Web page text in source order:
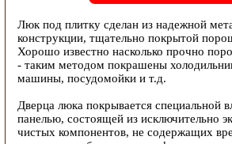
Люк под плитку сделан из надежной
конструкции, тщательно покрытой
Хорошо известно насколько прочно
- таким методом покрашены
машины, посудомойки и т.д.
Дверца люка покрывается специальной
панелью, состоящей из исключительно
чистых компонентов, не содержащих